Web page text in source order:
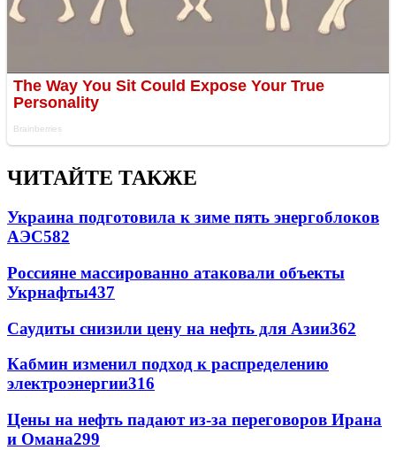
ЧИТАЙТЕ ТАКЖЕ
Украина подготовила к зиме пять энергоблоков
АЭС582
Россияне массированно атаковали объекты
Укрнафты437
Саудиты снизили цену на нефть для Азии362
Кабмин изменил подход к распределению
электроэнергии316
Цены на нефть падают из-за переговоров Ирана
и Омана299